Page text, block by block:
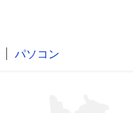
パソコン